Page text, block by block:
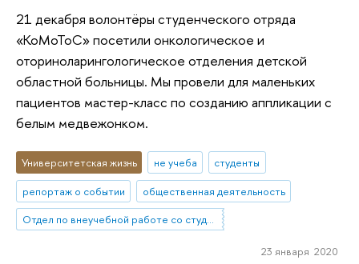
21 декабря волонтёры студенческого отряда
«КоМоТоС» посетили онкологическое и
оториноларингологическое отделения детской
областной больницы. Мы провели для маленьких
пациентов мастер-класс по созданию аппликации с
белым медвежонком.
Университетская жизнь не учеба
студенты
репортаж о событии
общественная деятельность
Отдел по внеучебной работе со студентами (Нижний Новгород)
23 января 2020